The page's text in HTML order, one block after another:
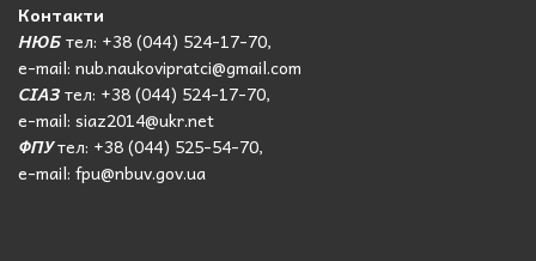
Контакти
НЮБтел: +38 (044) 524-17-70,
e-mail: nub.naukovipratci@gmail.com
СІАЗтел: +38 (044) 524-17-70,
e-mail: siaz2014@ukr.net
ФПУтел: +38 (044) 525-54-70,
e-mail: fpu@nbuv.gov.ua